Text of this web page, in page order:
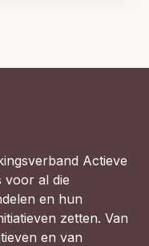
Actieve
voor al die
en hun
zetten. Van
en van